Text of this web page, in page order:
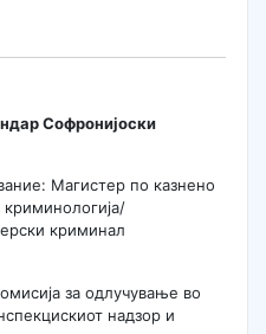
Софронијоски
Mагистер по казнено
криминологија/
криминал
за одлучување во
надзор и